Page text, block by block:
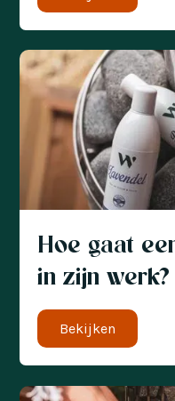
Hoe gaat
in zijn werk?
Bekijken